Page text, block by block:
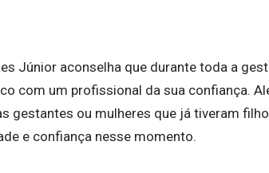
Júnior aconselha que durante toda a
com um profissional da sua confiança.
gestantes ou mulheres que já tiveram
e confiança nesse momento.